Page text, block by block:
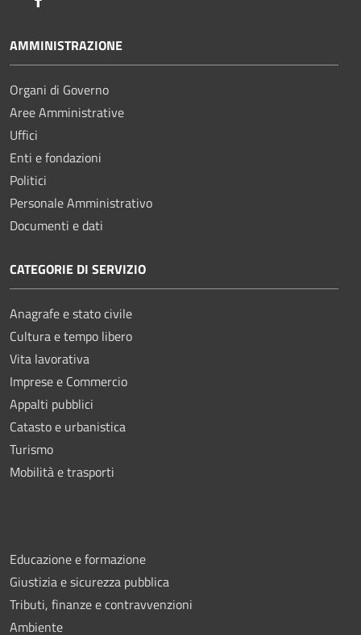
AMMINISTRAZIONE
Organi di Governo
Aree Amministrative
Uffici
Enti e fondazioni
Politici
Personale Amministrativo
Documenti e dati
CATEGORIE DI SERVIZIO
Anagrafe e stato civile
Cultura e tempo libero
Vita lavorativa
Imprese e Commercio
Appalti pubblici
Catasto e urbanistica
Turismo
Mobilità e trasporti
Educazione e formazione
Giustizia e sicurezza pubblica
Tributi, finanze e contravvenzioni
Ambiente